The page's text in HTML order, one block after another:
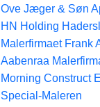
Ove Jæger & Søn
HN Holding
Malerfirmaet Frank
Aabenraa
Morning Construct
Special-Maleren